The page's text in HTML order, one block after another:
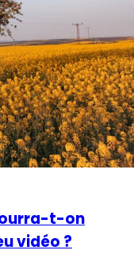
t-on
vidéo ?